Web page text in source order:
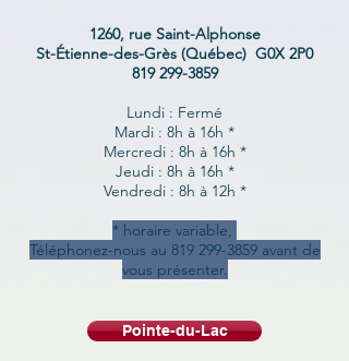
1260, rue Saint-Alphonse
St-Étienne-des-Grès (Québec) G0X 2P0
819 299-3859
Lundi : Fermé
Mardi : 8h à 16h *
Mercredi : 8h à 16h *
Jeudi : 8h à 16h *
Vendredi : 8h à 12h *
* horaire variable,
Téléphonez-nous au 819 299-3859avant de
vous présenter.
Pointe-du-Lac